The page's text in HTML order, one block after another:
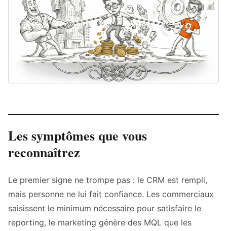
Les symptômes que vous
reconnaîtrez
Le premier signe ne trompe pas : le CRM est rempli,
mais personne ne lui fait confiance. Les commerciaux
saisissent le minimum nécessaire pour satisfaire le
reporting, le marketing génère des MQL que les